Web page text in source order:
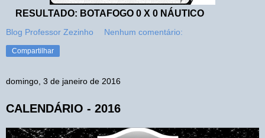
RESULTADO: BOTAFOGO 0 X 0 NÁUTICO
Blog Professor Zezinho Nenhum comentário:
Compartilhar
domingo, 3 de janeiro de 2016
CALENDÁRIO - 2016